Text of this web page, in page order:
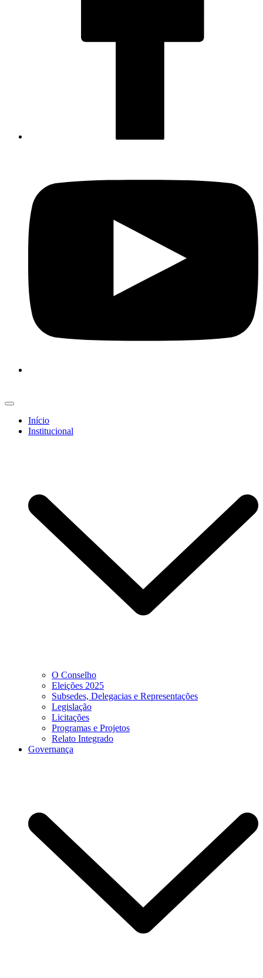
Início
Institucional
O Conselho
Eleições 2025
Subsedes, Delegacias e Representações
Legislação
Licitações
Programas e Projetos
Relato Integrado
Governança